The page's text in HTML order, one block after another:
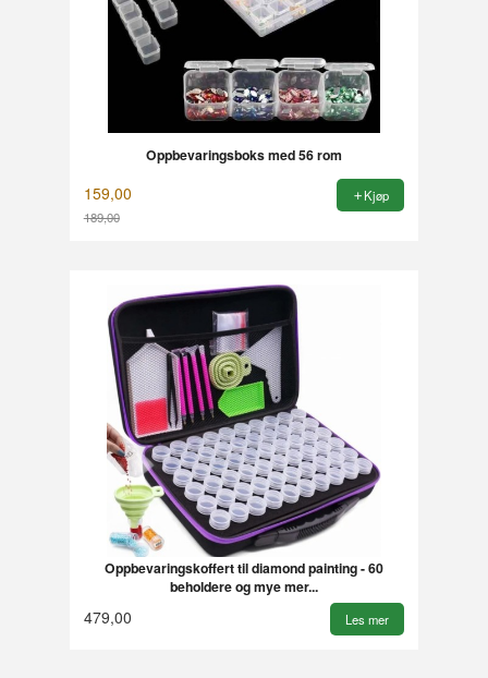
Oppbevaringsboks med 56 rom
159,00
189,00
Kjøp
Oppbevaringskoffert til diamond painting - 60
beholdere og mye mer...
479,00 Les mer